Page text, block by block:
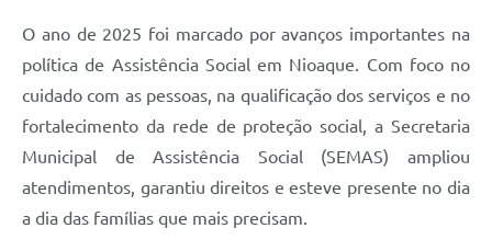
O ano de 2025 foi marcado por avanços importantes na
política de Assistência Social em Nioaque. Com foco no
cuidado com as pessoas, na qualificação dos serviços e no
fortalecimento da rede de proteção social, a Secretaria
Municipal de Assistência Social (SEMAS) ampliou
atendimentos, garantiu direitos e esteve presente no dia
a dia das famílias que mais precisam.